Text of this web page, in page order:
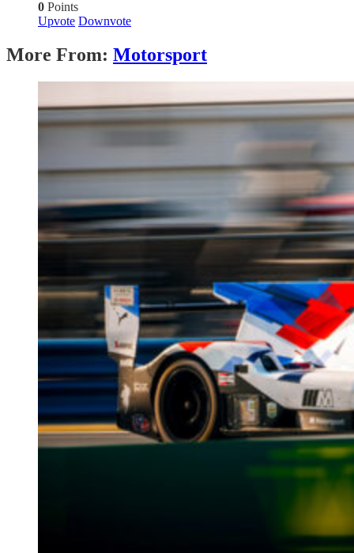
0 Points
Upvote Downvote
More From: Motorsport